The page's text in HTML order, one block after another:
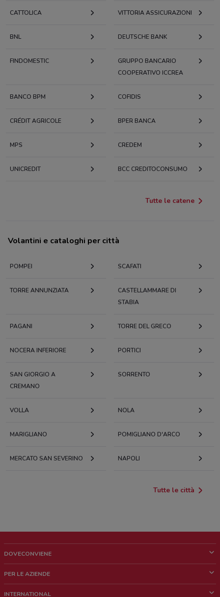
CATTOLICA VITTORIA ASSICURAZIONI
BNL DEUTSCHE BANK
FINDOMESTIC
GRUPPO BANCARIO
COOPERATIVO ICCREA
BANCO BPM COFIDIS
CRÉDIT AGRICOLE BPER BANCA
MPS CREDEM
UNICREDIT BCC CREDITOCONSUMO
Tutte le catene
Volantini e cataloghi per città
POMPEI SCAFATI
TORRE ANNUNZIATA
CASTELLAMMARE DI
STABIA
PAGANI TORRE DEL GRECO
NOCERA INFERIORE PORTICI
SAN GIORGIO A
CREMANO
SORRENTO
VOLLA NOLA
MARIGLIANO POMIGLIANO D'ARCO
MERCATO SAN SEVERINO NAPOLI
Tutte le città
DOVECONVIENE
Chi siamo
PER LE AZIENDE
INTERNATIONAL